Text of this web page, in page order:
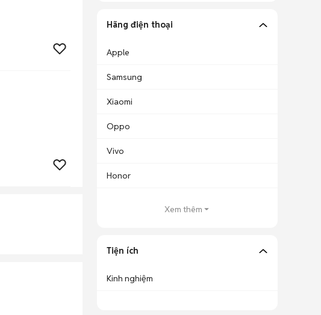
Hãng điện thoại
Apple
Samsung
Xiaomi
Oppo
Vivo
Honor
Xem thêm
Tiện ích
Kinh nghiệm